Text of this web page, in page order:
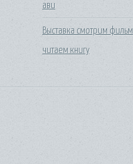
ави
Выставка смотрим фильм
читаем книгу